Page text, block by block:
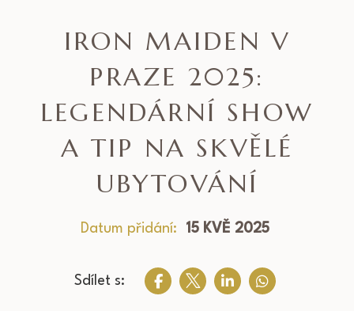
IRON MAIDEN V
PRAZE 2025:
LEGENDÁRNÍ SHOW
A TIP NA SKVĚLÉ
UBYTOVÁNÍ
Datum přidání: 15 KVĚ 2025
Sdílet s: